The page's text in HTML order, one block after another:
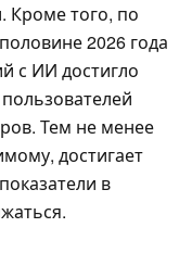
Кроме того, по
2026 года
с ИИ достигло
Тем не менее
достигает
в